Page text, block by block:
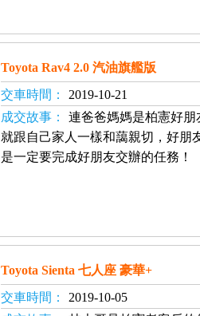
Toyota Rav4 2.0 汽油旗艦版
交車時間：
2019-10-21
成交故事：
連爸爸媽媽是柏憲好
就跟自己家人一樣和藹親切，好朋
是一定要完成好朋友交辦的任務！
Toyota Sienta 七人座 豪華+
交車時間：
2019-10-05